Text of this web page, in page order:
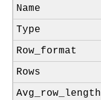
Name
Type
Row_format
Rows
Avg_row_length